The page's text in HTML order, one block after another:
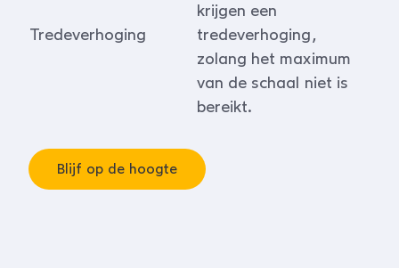
Tredeverhoging
krijgen een
tredeverhoging,
zolang het maximum
van de schaal niet is
bereikt.
Blijf op de hoogte